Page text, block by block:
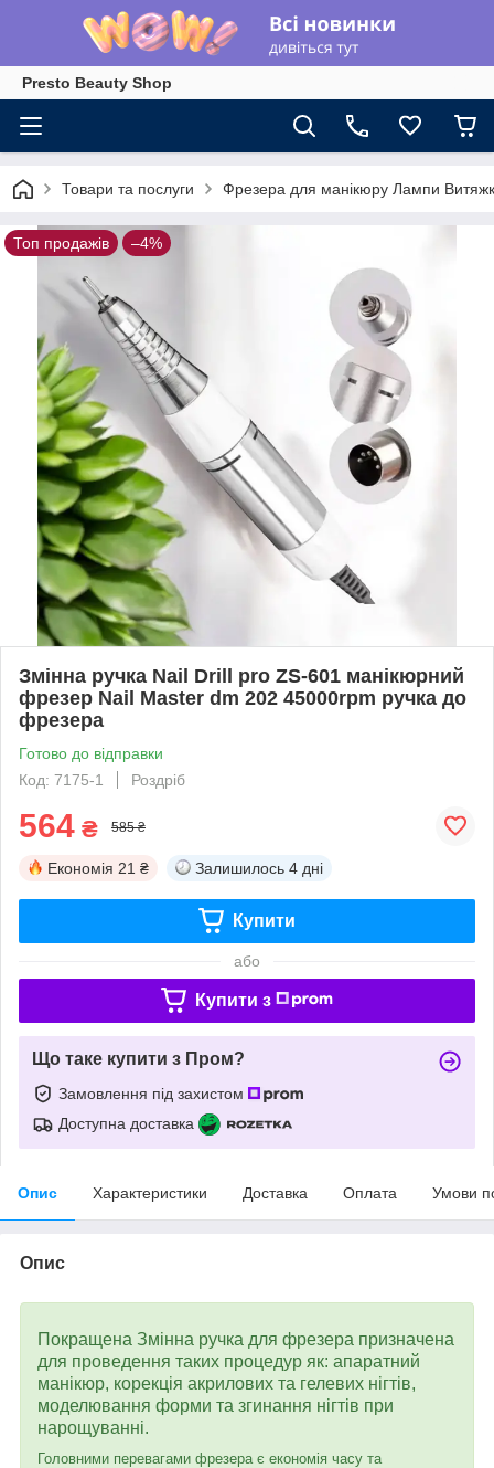
Presto Beauty Shop
Товари та послуги Фрезера для манікюру Лампи
Топ продажів –4%
Змінна ручка Nail Drill pro ZS-601 манікюрний
фрезер Nail Master dm 202 45000rpm ручка до
фрезера
Готово до відправки
Код: 7175-1
Роздріб
564 ₴ 585 ₴
Економія 21 ₴ Залишилось 4 дні
Купити
або
Купити з
Що таке купити з Пром?
Замовлення під захистом
Доступна доставка
Опис Характеристики Доставка Оплата Умови
Опис
Покращена Змінна ручка для фрезера призначена
для проведення таких процедур як: апаратний
манікюр, корекція акрилових та гелевих нігтів,
моделювання форми та згинання нігтів при
нарощуванні.
Головними перевагами фрезера є економія часу та